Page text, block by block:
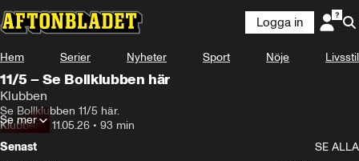
Logga in
Hem Serier Nyheter Sport Nöje Livsstil
11/5 – Se Bollklubben här
Klubben
Klubben• 11.05.26 • 93 min
Se mer
Senast
SE ALLA